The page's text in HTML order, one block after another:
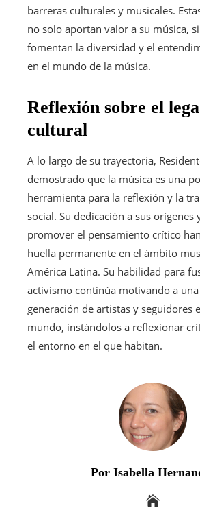
barreras culturales y musicales.
no solo aportan valor a su música,
fomentan la diversidad y el
en el mundo de la música.
Reflexión sobre el
cultural
A lo largo de su trayectoria,
demostrado que la música es una
herramienta para la reflexión y la
social. Su dedicación a sus orígenes
promover el pensamiento crítico
huella permanente en el ámbito
América Latina. Su habilidad para
activismo continúa motivando a
generación de artistas y seguidores
mundo, instándolos a reflexionar
el entorno en el que habitan.
Por Isabella